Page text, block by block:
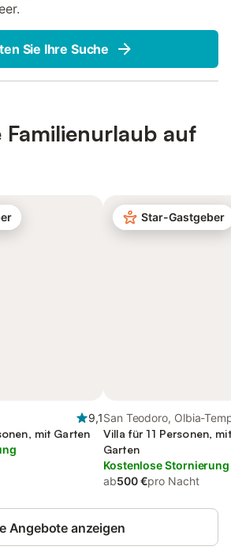
Sie Ihre Suche
Familienurlaub auf
9,1
mit Garten
Star-Gastgeber
San Teodoro, Olbia-
Villa für 11 Personen,
Garten
Kostenlose Stornierung
ab500 €pro Nacht
Angebote anzeigen